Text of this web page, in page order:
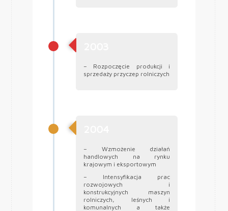
– Rozpoczęcie produkcji i
sprzedaży przyczep rolniczych
– Wzmożenie działań
handlowych na rynku
krajowym i eksportowym
– Intensyfikacja prac
rozwojowych i
konstrukcyjnych maszyn
rolniczych, leśnych i
komunalnych a także